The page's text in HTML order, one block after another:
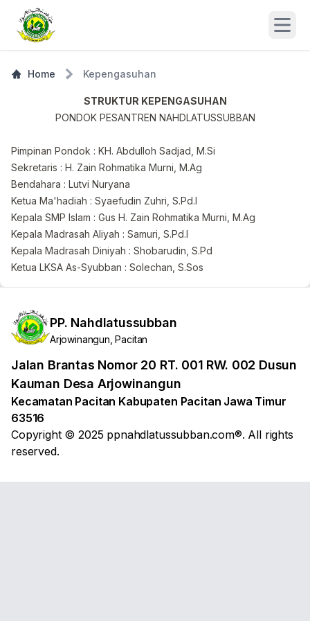
Home Kepengasuhan
STRUKTUR KEPENGASUHAN
PONDOK PESANTREN NAHDLATUSSUBBAN
Pimpinan Pondok : KH. Abdulloh Sadjad, M.Si
Sekretaris : H. Zain Rohmatika Murni, M.Ag
Bendahara : Lutvi Nuryana
Ketua Ma'hadiah : Syaefudin Zuhri, S.Pd.I
Kepala SMP Islam : Gus H. Zain Rohmatika Murni, M.Ag
Kepala Madrasah Aliyah : Samuri, S.Pd.I
Kepala Madrasah Diniyah : Shobarudin, S.Pd
Ketua LKSA As-Syubban : Solechan, S.Sos
PP. Nahdlatussubban
Arjowinangun, Pacitan
Jalan Brantas Nomor 20 RT. 001 RW. 002 Dusun
Kauman Desa Arjowinangun
Kecamatan Pacitan Kabupaten Pacitan Jawa Timur
63516
Copyright © 2025 ppnahdlatussubban.com®. All rights
reserved.